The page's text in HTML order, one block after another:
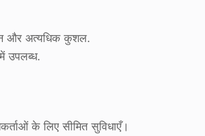
और अत्यधिक कुशल.
उपलब्ध.
के लिए सीमित सुविधाएँ।